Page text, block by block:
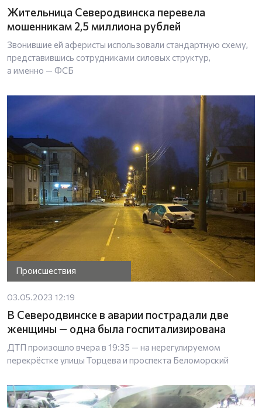
Жительница Северодвинска перевела
мошенникам 2,5 миллиона рублей
Звонившие ей аферисты использовали стандартную схему,
представившись сотрудниками силовых структур,
а именно — ФСБ
Происшествия
03.05.2023 12:19
В Северодвинске в аварии пострадали две
женщины — одна была госпитализирована
ДТП произошло вчера в 19:35 — на нерегулируемом
перекрёстке улицы Торцева и проспекта Беломорский